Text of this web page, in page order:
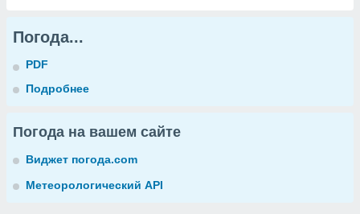
Погода...
PDF
Подробнее
Погода на вашем сайте
Виджет погода.com
Метеорологический API